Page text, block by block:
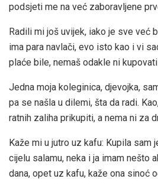
podsjeti me na već zaboravljene
Radili mi još uvijek, iako je sve već
ima para navlači, evo isto kao i vi
plaće bile, nemaš odakle ni
Jedna moja koleginica, djevojka,
pa se našla u dilemi, šta da radi.
ratnih zaliha prikupiti, a nema ni za
Kaže mi u jutro uz kafu: Kupila sam
cijelu salamu, neka i ja imam nešto
dana, opet uz kafu, kaže ona sinoć